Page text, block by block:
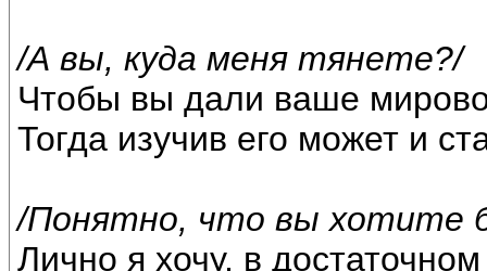
/А вы, куда меня тянете?/
Чтобы вы дали ваше
Тогда изучив его может и
/Понятно, что вы хотите
Лично я хочу, в